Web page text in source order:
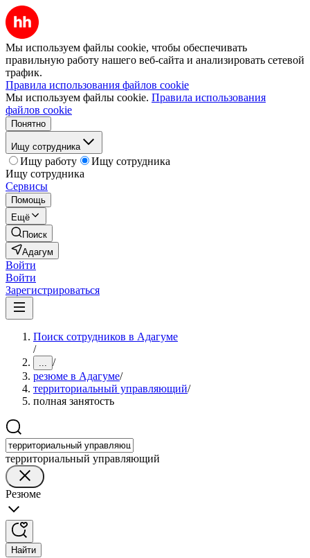
Мы используем файлы cookie, чтобы обеспечивать
правильную работу нашего веб-сайта и анализировать сетевой
трафик.
Правила использования файлов cookie
Мы используем файлы cookie. Правила использования
файлов cookie
Понятно
Ищу сотрудника
Ищу работу
Ищу сотрудника
Ищу сотрудника
Сервисы
Помощь
Ещё
Поиск
Адагум
Войти
Войти
Зарегистрироваться
Поиск сотрудников в Адагуме
/
... /
резюме в Адагуме/
территориальный управляющий/
полная занятость
территориальный управляющий
Резюме
Найти